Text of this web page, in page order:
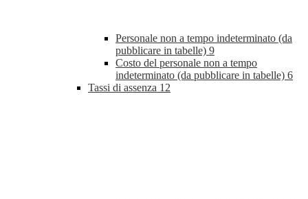
Personale non a tempo indeterminato (da
pubblicare in tabelle) 9
Costo del personale non a tempo
indeterminato (da pubblicare in tabelle) 6
Tassi di assenza 12